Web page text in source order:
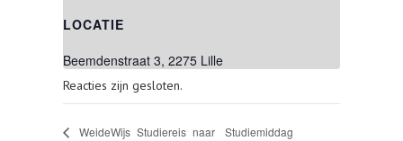
LOCATIE
Beemdenstraat 3, 2275 Lille
Reacties zijn gesloten.
WeideWijs Studiereis naar
Studiemiddag